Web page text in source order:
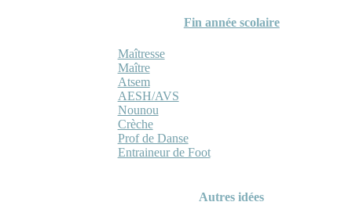
Fin année scolaire
Maîtresse
Maître
Atsem
AESH/AVS
Nounou
Crèche
Prof de Danse
Entraineur de Foot
Autres idées